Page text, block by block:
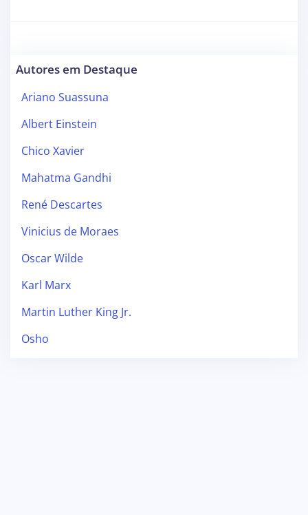
Autores em Destaque
Ariano Suassuna
Albert Einstein
Chico Xavier
Mahatma Gandhi
René Descartes
Vinicius de Moraes
Oscar Wilde
Karl Marx
Martin Luther King Jr.
Osho